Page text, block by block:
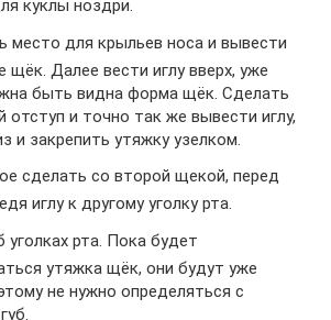
куклы ноздри.
место для крыльев носа и вывести
щёк. Далее вести иглу вверх, уже
быть видна форма щёк. Сделать
отступ и точно так же вывести иглу,
и закрепить утяжку узелком.
сделать со второй щекой, перед
иглу к другому уголку рта.
уголках рта. Пока будет
утяжка щёк, они будут уже
не нужно определяться с